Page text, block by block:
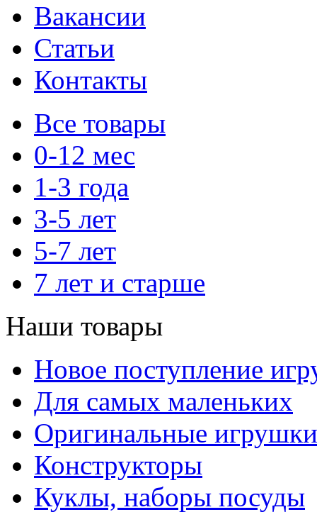
Вакансии
Статьи
Контакты
Все товары
0-12 мес
1-3 года
3-5 лет
5-7 лет
7 лет и старше
Наши товары
Новое поступление
Для самых маленьких
Оригинальные игрушки
Конструкторы
Куклы, наборы посуды